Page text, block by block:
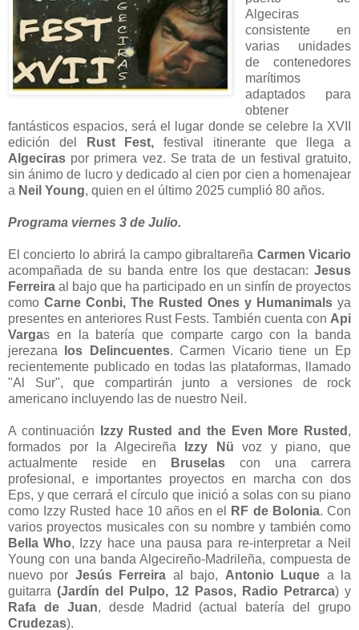
Algeciras
consistente en
varias unidades
de contenedores
marítimos
adaptados para
obtener
fantásticos espacios, será el lugar donde se celebre la XVII
edición del
Rust Fest, festival itinerante que llega a
Algeciras por primera vez. Se trata de un festival gratuito,
sin ánimo de lucro y dedicado al cien por cien a homenajear
a Neil Young, quien en el último 2025 cumplió 80 años.
Programa viernes 3 de Julio.
El concierto lo abrirá la campo gibraltareña Carmen Vicario
acompañada de su banda entre los que destacan: Jesus
Ferreira al bajo que ha participado en un sinfín de proyectos
como Carne Conbi, The Rusted Ones y Humanimals ya
presentes en anteriores Rust Fests. También cuenta con Api
Vargas en la batería que comparte cargo con la banda
jerezana
los Delincuentes. Carmen Vicario tiene un Ep
recientemente publicado en todas las plataformas, llamado
"Al Sur", que compartirán junto a versiones de rock
americano incluyendo las de nuestro Neil.
A continuación Izzy Rusted and the Even More Rusted ,
formados por la Algecireña
Izzy Nü voz y piano, que
actualmente reside en
Bruselas con una carrera
profesional, e importantes proyectos en marcha con dos
Eps, y que cerrará el círculo que inició a solas con su piano
como Izzy Rusted hace 10 años en el
RF de Bolonia. Con
varios proyectos musicales con su nombre y también como
Bella Who, Izzy hace una pausa para re-interpretar a Neil
Young con una banda Algecireño-Madrileña, compuesta de
nuevo por Jesús Ferreira al bajo, Antonio Luque a la
guitarra(Jardín del Pulpo, 12 Pasos, Radio Petrarca) y
Rafa de Juan, desde Madrid (actual batería del grupo
Crudezas).